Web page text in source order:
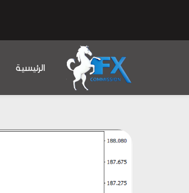
الرئيسية